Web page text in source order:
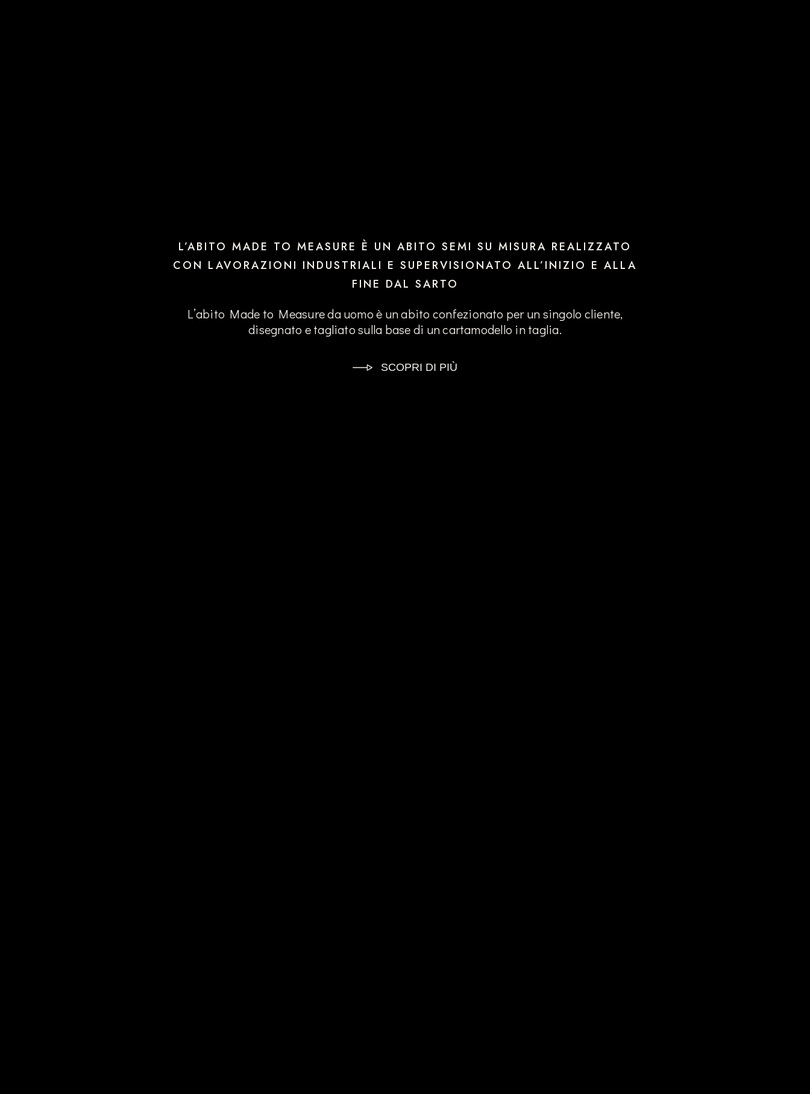
L’ABITO MADE TO MEASURE È UN ABITO SEMI SU MISURA REALIZZATO
CON LAVORAZIONI INDUSTRIALI E SUPERVISIONATO ALL’INIZIO E ALLA
FINE DAL SARTO
L’abito Made to Measure da uomo è un abito confezionato per un singolo cliente,
disegnato e tagliato sulla base di un cartamodello in taglia.
SCOPRI DI PIÙ